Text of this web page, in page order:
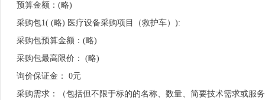
预算金额：(略)
采购包1( (略) 医疗设备采购项目（救护车）):
采购包预算金额：(略)
采购包最高限价： (略)
询价保证金： 0元
采购需求：（包括但不限于标的的名称、数量、简要技术需求或服